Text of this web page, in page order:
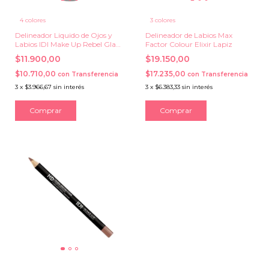
4 colores
Delineador Liquido de Ojos y
Labios IDI Make Up Rebel Glam
HD
$11.900,00
$10.710,00 con Transferencia
3 x $3.966,67 sin interés
Comprar
3 colores
Delineador de Labios Max
Factor Colour Elixir Lapiz
$19.150,00
$17.235,00 con Transferencia
3 x $6.383,33 sin interés
Comprar